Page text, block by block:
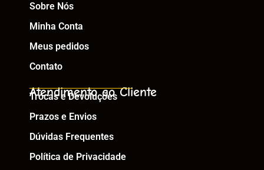
Sobre Nós
Minha Conta
Meus pedidos
Contato
Atendimento ao Cliente
Trocas e Devoluções
Prazos e Envios
Dúvidas Frequentes
Política de Privacidade